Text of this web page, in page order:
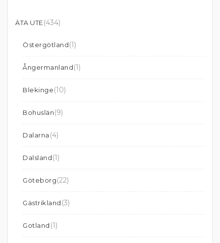
ÄTA UTE(434)
Östergötland(1)
Ångermanland(1)
Blekinge(10)
Bohuslän(9)
Dalarna (4)
Dalsland(1)
Göteborg(22)
Gästrikland (3)
Gotland (1)